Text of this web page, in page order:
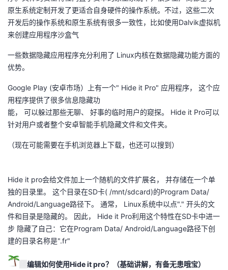
者
的
博
客
我
的
论
坛
我
的
圈
我
的
播
我
活
动
的
关
注
我
的
开
发
我
的
Programs
我
的
原生系统定制开发了更适合自身硬件的操作系统。不过，这些二次
开发后的操作系统和原生系统有很多一致性，比如使用Dalvik虚拟机
来创建应用程序沙盒气
一些数据隐藏应用程序充分利用了 Linux内核在数据隐藏功能方面的
优势。
Google Play (安卓市场）上有一个" Hide it Pro" 应用程序， 这个应
用程序提供了很多信息隐藏功
能， 可以躲过那些无聊、 好事的临时用户的窥探。 Hide it Pro可以
针对用户或者整个安卓智能手机隐藏文件和文件夹。
（现在可能需要在手机浏览器上下载，也还可以搜到）
Hide it pro会给文件加上一个随机的文件扩展名， 并存储在一个单
独的目录里。 这个目录在SD卡( /mnt/sdcard)的Program Data/
Android/Language路径下。 通常， Linux系统中以点"." 开头的文
件和目录是隐藏的。 因此， Hide it Pro利用这个特性在SD卡中进一
步 隐藏了自己：它在Program Data/ Android/Language路径下创
建的目录名称是".fr"
编辑如何使用Hide it pro？（基础讲解，有备无患哦宝）